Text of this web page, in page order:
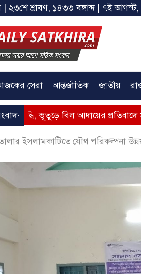
| ২৩শে শ্রাবণ, ১৪৩৩ বঙ্গাব্দ | ৭ই
সেরা আন্তর্জাতিক জাতীয়
বিল আদায়ের প্রতিবাদে সাতক্ষীরায়
ইসলামকাটিতে যৌথ পরিকল্পনা